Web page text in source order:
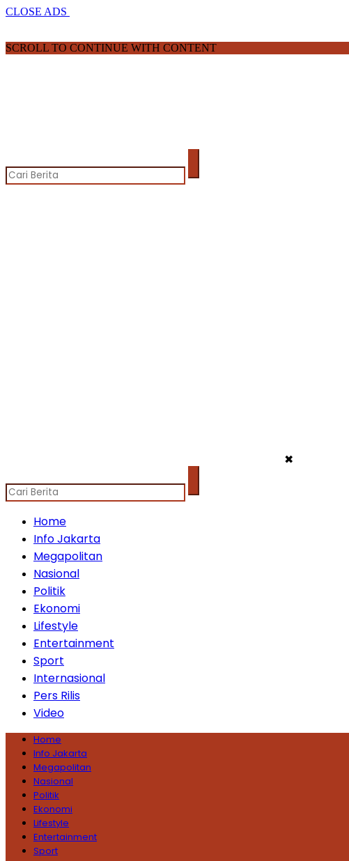
CLOSE ADS
SCROLL TO CONTINUE WITH CONTENT
✖
Home
Info Jakarta
Megapolitan
Nasional
Politik
Ekonomi
Lifestyle
Entertainment
Sport
Internasional
Pers Rilis
Video
Home
Info Jakarta
Megapolitan
Nasional
Politik
Ekonomi
Lifestyle
Entertainment
Sport